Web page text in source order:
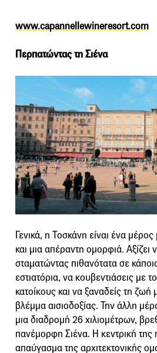
www.capannellewineresort.com
Περπατώντας τη Σιένα
Γενικά, η Τοσκάνη είναι ένα
και μια απέραντη ομορφιά. Αξίζει
σταματώντας πιθανότατα σε
εστιατόρια, να κουβεντιάσεις με
κατοίκους και να ξαναδείς τη ζωή
βλέμμα αισιοδοξίας. Την άλλη
μια διαδρομή 26 χιλιομέτρων,
πανέμορφη Σιένα. Η κεντρική της
απαύγασμα της αρχιτεκτονικής